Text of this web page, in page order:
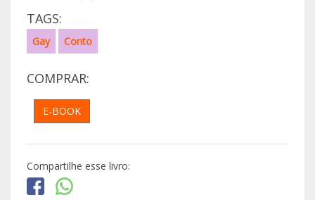
TAGS:
Gay Conto
COMPRAR:
E-BOOK
Compartilhe esse livro: